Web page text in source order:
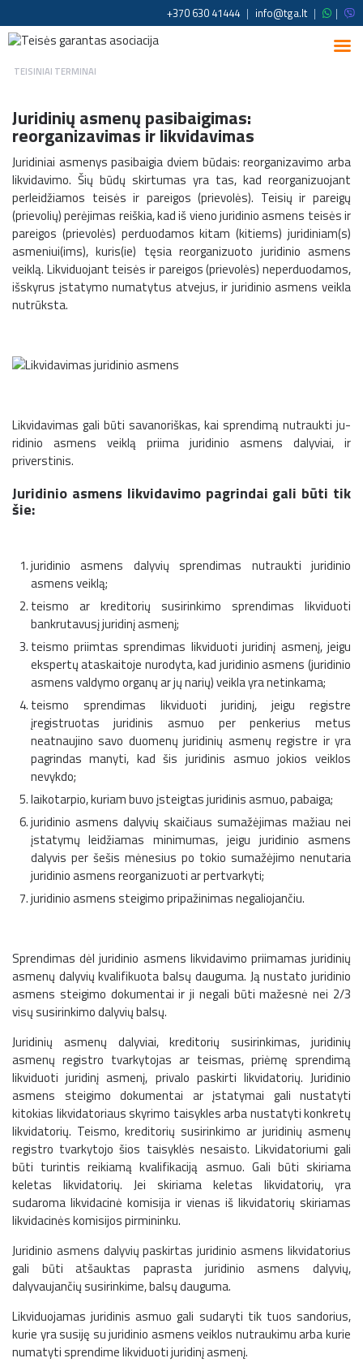
+370 630 41444 | info@tga.lt | |
TEISINIAI TERMINAI
Juridinių asmenų pasibaigimas:
reorganizavimas ir likvidavimas
Juridiniai asmenys pasibaigia dviem būdais: reorganizavimo arba
likvidavimo. Šių būdų skirtumas yra tas, kad reorganizuojant
perlei­džiamos teisės ir pareigos (prievolės). Teisių ir pareigų
(prievolių) per­ėjimas reiškia, kad iš vieno juridinio asmens teisės ir
pareigos (prievo­lės) perduodamos kitam (kitiems) juridiniam(s)
asmeniui(ims), kuris(ie) tęsia reorganizuoto juridinio asmens
veiklą. Likviduojant teisės ir pa­reigos (prievolės) neperduodamos,
išskyrus įstatymo numatytus atvejus, ir juridinio asmens veikla
nutrūksta.
Likvidavimas gali būti savanoriškas, kai sprendimą nutraukti ju­
ridinio asmens veiklą priima juridinio asmens dalyviai, ir
priverstinis.
Juridinio asmens likvidavimo pagrindai gali būti tik
šie:
juridinio asmens dalyvių sprendimas nutraukti juridinio
asmens veiklą;
teismo ar kreditorių susirinkimo sprendimas likviduoti
bankrutavusį juridinį asmenį;
teismo priimtas sprendimas likviduoti juridinį asmenį, jeigu
ekspertų ataskaitoje nurodyta, kad juridinio asmens (juridinio
asmens valdymo organų ar jų narių) veikla yra netinkama;
teismo sprendimas likviduoti juridinį, jeigu registre
įregistruotas juridinis asmuo per penkerius metus
neatnaujino savo duomenų juridinių asmenų registre ir yra
pagrindas manyti, kad šis juridinis asmuo jokios veiklos
nevykdo;
laikotarpio, kuriam buvo įsteigtas juridinis asmuo, pabaiga;
juridinio asmens dalyvių skaičiaus sumažėjimas mažiau nei
įstatymų leidžiamas minimumas, jeigu juridinio asmens
dalyvis per šešis mėnesius po tokio sumažėjimo nenutaria
juridinio asmens reorganizuoti ar pertvarkyti;
juridinio asmens steigimo pripažinimas negaliojančiu.
Sprendimas dėl juridinio asmens likvidavimo priimamas juridinių
asmenų dalyvių kvalifikuota balsų dauguma. Ją nustato juridinio
asmens steigimo dokumentai ir ji negali būti mažesnė nei 2/3
visų susirinkimo dalyvių balsų.
Juridinių asmenų dalyviai, kreditorių susirinkimas, juridinių
asmenų registro tvarkytojas ar teismas, priėmę sprendimą
likviduoti juridinį asmenį, privalo paskirti likvidatorių. Juridinio
asmens steigimo dokumentai ar įstatymai gali nustatyti
kitokias likvidatoriaus skyrimo taisykles arba nustatyti konkretų
likvidatorių. Teismo, kreditorių susirinkimo ar juridinių asmenų
registro tvarkytojo šios taisyklės nesaisto. Likvidatoriumi gali
būti turintis reikiamą kvalifikaciją asmuo. Gali būti skiriama
keletas likvidatorių. Jei skiriama keletas likvidatorių, yra
sudaroma likvidacinė komisija ir vienas iš likvidatorių skiriamas
likvidacinės komisijos pirmininku.
Juridinio asmens dalyvių paskirtas juridinio asmens likvidatorius
gali būti atšauktas paprasta juridinio asmens dalyvių,
dalyvaujančių susirinkime, balsų dauguma.
Likviduojamas juridinis asmuo gali sudaryti tik tuos sandorius,
kurie yra susiję su juridinio asmens veiklos nutraukimu arba kurie
numatyti sprendime likviduoti juridinį asmenį.